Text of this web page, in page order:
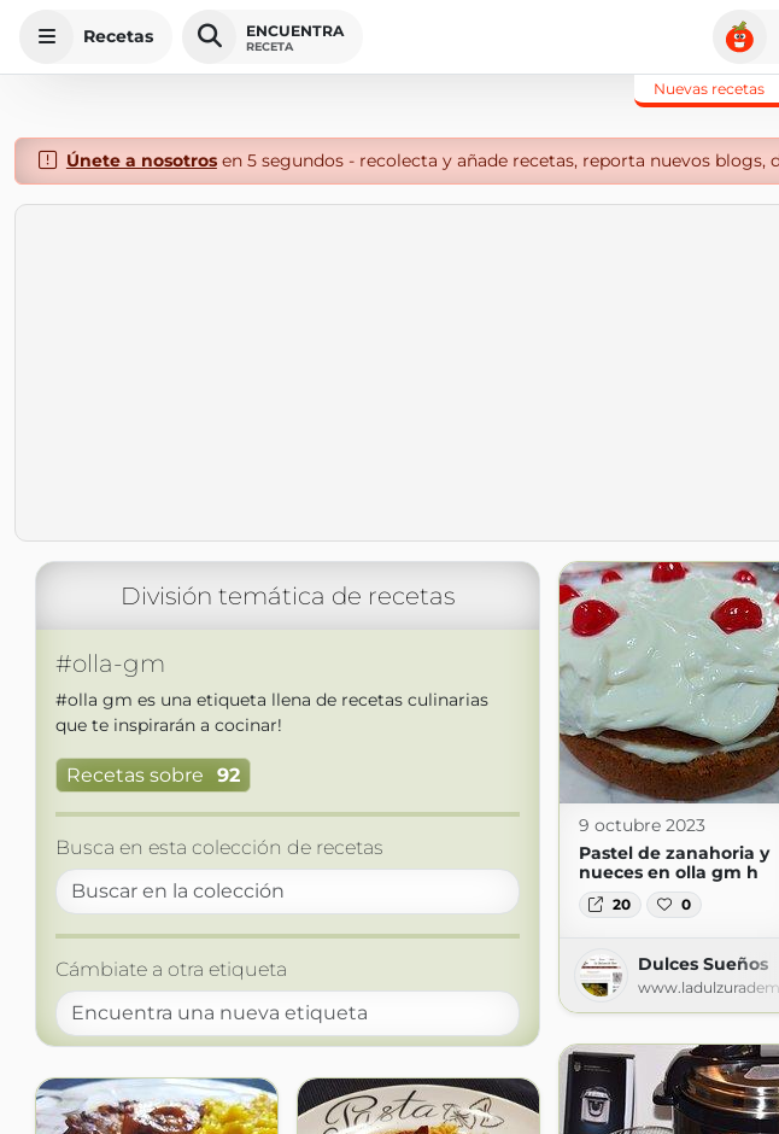
Recetas ENCUENTRA
RECETA
Nuevas recetas
Únete a nosotrosen 5 segundos - recolecta y añade recetas, reporta nuevos blogs,
División temática de recetas
#olla-gm
#olla gm es una etiqueta llena de recetas culinarias
que te inspirarán a cocinar!
Recetas sobre 92
Busca en esta colección de recetas
Cámbiate a otra etiqueta
9 octubre 2023
Pastel de zanahoria y
nueces en olla gm h
20 0
Dulces Sueños